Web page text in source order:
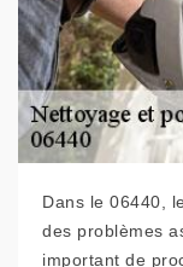
Dans le 06440,
des problèmes
important de